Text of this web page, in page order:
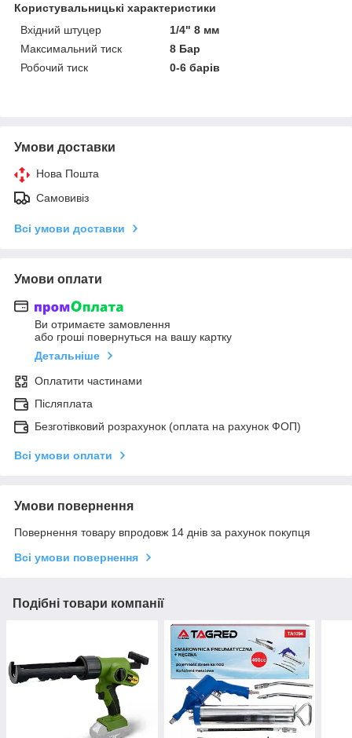
Користувальницькі характеристики
Вхідний штуцер
1/4" 8 мм
Максимальний тиск
8 Бар
Робочий тиск
0-6 барів
Умови доставки
Нова Пошта
Самовивіз
Всі умови доставки
Умови оплати
Ви отримаєте замовлення
або гроші повернуться на вашу картку
Детальніше
Оплатити частинами
Післяплата
Безготівковий розрахунок (оплата на рахунок ФОП)
Всі умови оплати
Умови повернення
Повернення товару впродовж 14 днів за рахунок покупця
Всі умови повернення
Подібні товари компанії